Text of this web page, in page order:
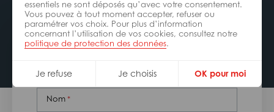
essentiels ne sont déposés qu’avec votre consentement.
Vous pouvez à tout moment accepter, refuser ou
paramétrer vos choix. Pour plus d’information
concernant l’utilisation de vos cookies, consultez notre
politique de protection des données.
Je refuse Je choisis OK pour moi
Nom de l'entreprise
Nom